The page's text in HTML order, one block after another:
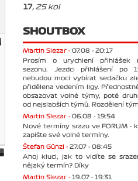
17, 25 kol
SHOUTBOX
Martin Slezar - 07.08 - 20:17
Prosím o urychlení přihlášek
sezonu. Jezdci přihlášení po
nebudou moci vybírat sedačku
přidělena vedením ligy.
obsazovat volné týmy, poté
od nejslabších týmů. Rozdělení
Martin Slezar - 06.08 - 19:54
Nové termíny srazu ve FORUM -
zapište své volné termíny.
Štefan Günzl - 27.07 - 08:45
Ahoj kluci, jak to vidíte se
nějaký termín? Díky
Martin Slezar - 19.07 - 19:31